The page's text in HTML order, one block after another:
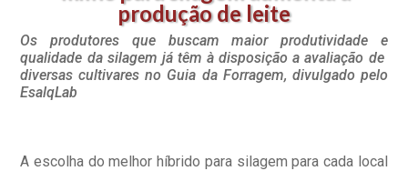
produção de leite
Os produtores que buscam maior produtividade e
qualidade da silagem já têm à disposição a avaliação de
diversas cultivares no Guia da Forragem, divulgado pelo
EsalqLab
A escolha do melhor híbrido para silagem para cada local